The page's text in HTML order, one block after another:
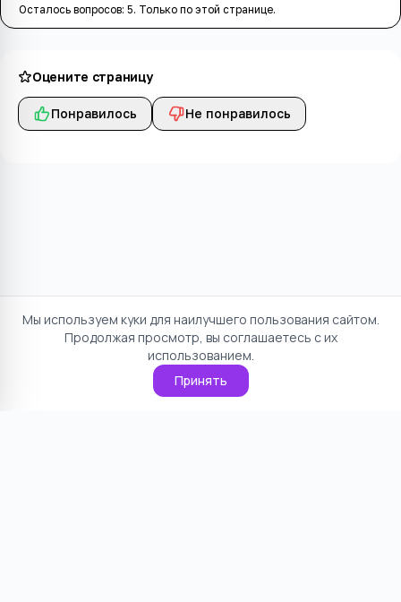
Осталось вопросов: 5. Только по этой странице.
Оцените страницу
Понравилось Не понравилось
Мы используем куки для наилучшего пользования сайтом.
Продолжая просмотр, вы соглашаетесь с их
использованием.
Принять